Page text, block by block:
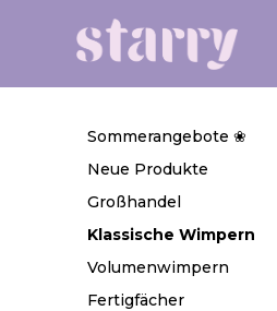
Sommerangebote ❀
Neue Produkte
Großhandel
Klassische Wimpern
Volumenwimpern
Fertigfächer